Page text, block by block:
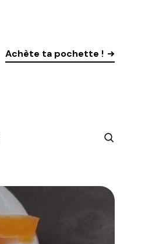
Achète ta pochette !